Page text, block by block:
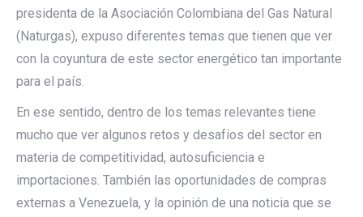
presidenta de la Asociación Colombiana del Gas Natural
(Naturgas), expuso diferentes temas que tienen que ver
con la coyuntura de este sector energético tan importante
para el país.
En ese sentido, dentro de los temas relevantes tiene
mucho que ver algunos retos y desafíos del sector en
materia de competitividad, autosuficiencia e
importaciones. También las oportunidades de compras
externas a Venezuela, y la opinión de una noticia que se